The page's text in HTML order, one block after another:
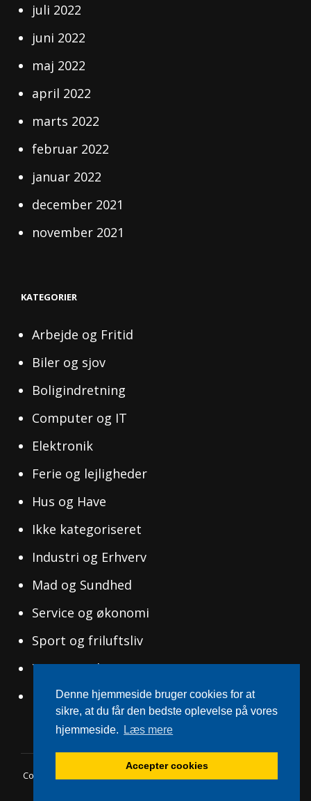
juli 2022
juni 2022
maj 2022
april 2022
marts 2022
februar 2022
januar 2022
december 2021
november 2021
KATEGORIER
Arbejde og Fritid
Biler og sjov
Boligindretning
Computer og IT
Elektronik
Ferie og lejligheder
Hus og Have
Ikke kategoriseret
Industri og Erhverv
Mad og Sundhed
Service og økonomi
Sport og friluftsliv
Tøj og Mode
Uddannelse og Ledelse
Copyright © 2026 Svensksucces.dk
Denne hjemmeside bruger cookies for at
sikre, at du får den bedste oplevelse på vores
hjemmeside.
Læs mere
Accepter cookies